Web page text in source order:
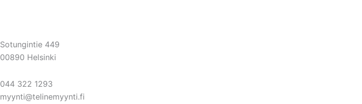
Sotungintie 449
00890 Helsinki
044 322 1293
myynti@telinemyynti.fi